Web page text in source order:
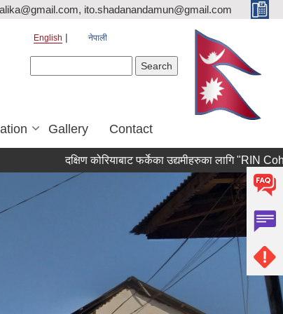
ito.shadanandamun@gmail.com
English नेपाली
Gallery Contact
दक्षिण कोरियाबाट फर्केका उद्यमीहरुका लागि "RIN Cohort lll"